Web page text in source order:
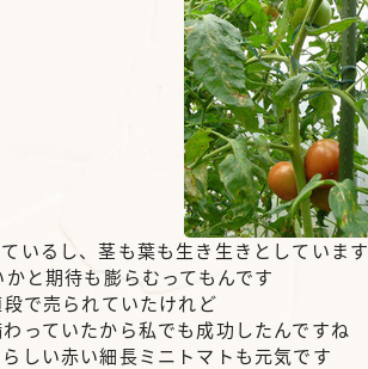
いるし、茎も葉も生き生きとしています
と期待も膨らむってもんです
で売られていたけれど
っていたから私でも成功したんですね
しい赤い細長ミニトマトも元気です